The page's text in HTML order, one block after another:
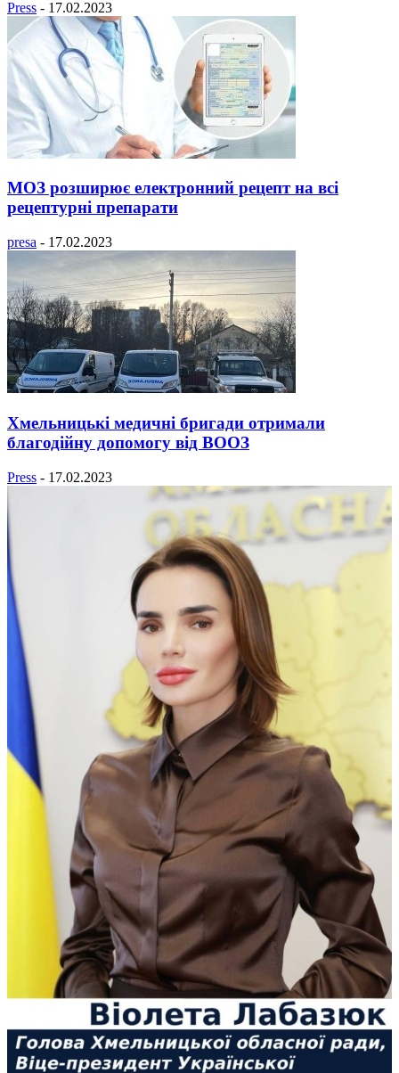
Press - 17.02.2023
МОЗ розширює електронний рецепт на всі
рецептурні препарати
presa - 17.02.2023
Хмельницькі медичні бригади отримали
благодійну допомогу від ВООЗ
Press - 17.02.2023